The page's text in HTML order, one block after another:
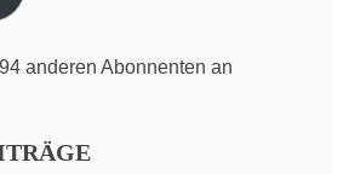
anderen Abonnenten an